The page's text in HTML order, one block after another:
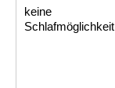
keine
Schlafmöglichkeit